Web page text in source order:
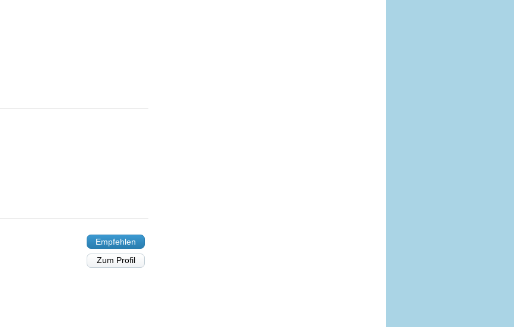
Empfehlen
Zum Profil